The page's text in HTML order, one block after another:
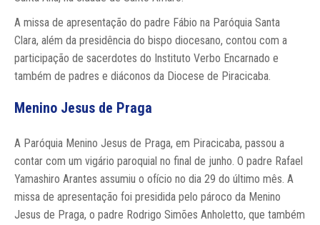
A missa de apresentação do padre Fábio na Paróquia Santa
Clara, além da presidência do bispo diocesano, contou com a
participação de sacerdotes do Instituto Verbo Encarnado e
também de padres e diáconos da Diocese de Piracicaba.
Menino Jesus de Praga
A Paróquia Menino Jesus de Praga, em Piracicaba, passou a
contar com um vigário paroquial no final de junho. O padre Rafael
Yamashiro Arantes assumiu o ofício no dia 29 do último mês. A
missa de apresentação foi presidida pelo pároco da Menino
Jesus de Praga, o padre Rodrigo Simões Anholetto, que também